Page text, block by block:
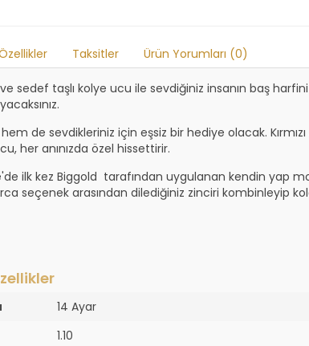
Taksitler Ürün Yorumları (0)
ve sedef taşlı kolye ucu ile sevdiğiniz insanın baş
de sevdikleriniz için eşsiz bir hediye olacak. Kırmızı
her anınızda özel hissettirir.
ilk kez Biggold tarafından uygulanan kendin yap
seçenek arasından dilediğiniz zinciri kombinleyip
14 Ayar
1.10